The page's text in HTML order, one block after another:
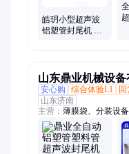
皓玥小型超声波
铝塑管封尾机 药
山东鼎业机械设备
安心购
综合体验L1
山东济南
主营： 薄膜袋、分装设
口机、纸箱封口机、香
米分装机、香菇灌装机
口机、易拉罐封口机、